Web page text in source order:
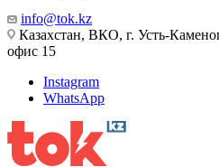
info@tok.kz
Казахстан, ВКО, г. Усть-
офис 15
Instagram
WhatsApp